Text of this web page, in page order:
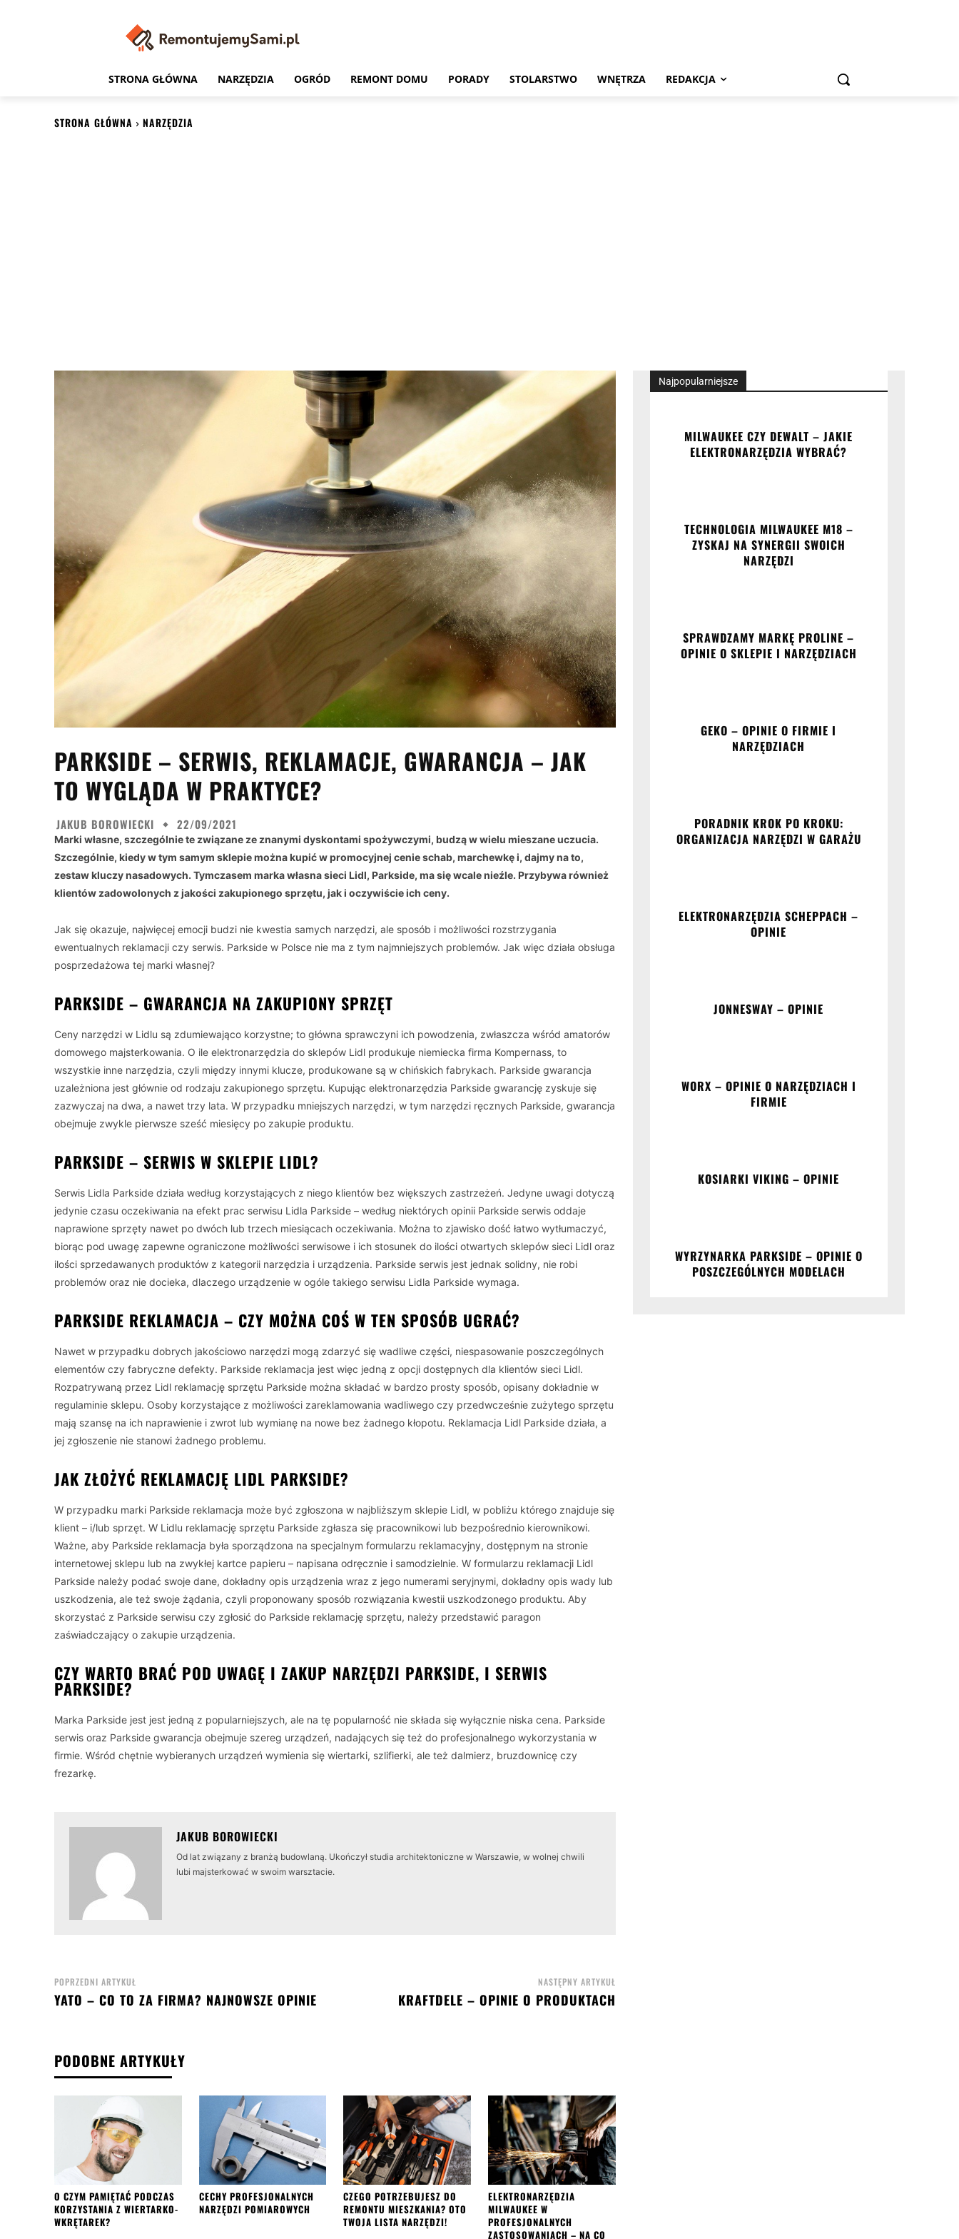
STRONA GŁÓWNA NARZĘDZIA OGRÓD REMONT DOMU PORADY STOLARSTWO WNĘTRZA REDAKCJA
STRONA GŁÓWNA NARZĘDZIA
PARKSIDE – SERWIS, REKLAMACJE, GWARANCJA – JAK
TO WYGLĄDA W PRAKTYCE?
JAKUB BOROWIECKI 22/09/2021
Marki własne, szczególnie te związane ze znanymi dyskontami spożywczymi, budzą w wielu mieszane uczucia.
Szczególnie, kiedy w tym samym sklepie można kupić w promocyjnej cenie schab, marchewkę i, dajmy na to,
zestaw kluczy nasadowych. Tymczasem marka własna sieci Lidl, Parkside, ma się wcale nieźle. Przybywa również
klientów zadowolonych z jakości zakupionego sprzętu, jak i oczywiście ich ceny.
Jak się okazuje, najwięcej emocji budzi nie kwestia samych narzędzi, ale sposób i możliwości rozstrzygania
ewentualnych reklamacji czy serwis. Parkside w Polsce nie ma z tym najmniejszych problemów. Jak więc działa obsługa
posprzedażowa tej marki własnej?
PARKSIDE – GWARANCJA NA ZAKUPIONY SPRZĘT
Ceny narzędzi w Lidlu są zdumiewająco korzystne; to główna sprawczyni ich powodzenia, zwłaszcza wśród amatorów
domowego majsterkowania. O ile elektronarzędzia do sklepów Lidl produkuje niemiecka firma Kompernass, to
wszystkie inne narzędzia, czyli między innymi klucze, produkowane są w chińskich fabrykach. Parkside gwarancja
uzależniona jest głównie od rodzaju zakupionego sprzętu. Kupując elektronarzędzia Parkside gwarancję zyskuje się
zazwyczaj na dwa, a nawet trzy lata. W przypadku mniejszych narzędzi, w tym narzędzi ręcznych Parkside, gwarancja
obejmuje zwykle pierwsze sześć miesięcy po zakupie produktu.
PARKSIDE – SERWIS W SKLEPIE LIDL?
Serwis Lidla Parkside działa według korzystających z niego klientów bez większych zastrzeżeń. Jedyne uwagi dotyczą
jedynie czasu oczekiwania na efekt prac serwisu Lidla Parkside – według niektórych opinii Parkside serwis oddaje
naprawione sprzęty nawet po dwóch lub trzech miesiącach oczekiwania. Można to zjawisko dość łatwo wytłumaczyć,
biorąc pod uwagę zapewne ograniczone możliwości serwisowe i ich stosunek do ilości otwartych sklepów sieci Lidl oraz
ilości sprzedawanych produktów z kategorii narzędzia i urządzenia. Parkside serwis jest jednak solidny, nie robi
problemów oraz nie docieka, dlaczego urządzenie w ogóle takiego serwisu Lidla Parkside wymaga.
PARKSIDE REKLAMACJA – CZY MOŻNA COŚ W TEN SPOSÓB UGRAĆ?
Nawet w przypadku dobrych jakościowo narzędzi mogą zdarzyć się wadliwe części, niespasowanie poszczególnych
elementów czy fabryczne defekty. Parkside reklamacja jest więc jedną z opcji dostępnych dla klientów sieci Lidl.
Rozpatrywaną przez Lidl reklamację sprzętu Parkside można składać w bardzo prosty sposób, opisany dokładnie w
regulaminie sklepu. Osoby korzystające z możliwości zareklamowania wadliwego czy przedwcześnie zużytego sprzętu
mają szansę na ich naprawienie i zwrot lub wymianę na nowe bez żadnego kłopotu. Reklamacja Lidl Parkside działa, a
jej zgłoszenie nie stanowi żadnego problemu.
JAK ZŁOŻYĆ REKLAMACJĘ LIDL PARKSIDE?
W przypadku marki Parkside reklamacja może być zgłoszona w najbliższym sklepie Lidl, w pobliżu którego znajduje się
klient – i/lub sprzęt. W Lidlu reklamację sprzętu Parkside zgłasza się pracownikowi lub bezpośrednio kierownikowi.
Ważne, aby Parkside reklamacja była sporządzona na specjalnym formularzu reklamacyjny, dostępnym na stronie
internetowej sklepu lub na zwykłej kartce papieru – napisana odręcznie i samodzielnie. W formularzu reklamacji Lidl
Parkside należy podać swoje dane, dokładny opis urządzenia wraz z jego numerami seryjnymi, dokładny opis wady lub
uszkodzenia, ale też swoje żądania, czyli proponowany sposób rozwiązania kwestii uszkodzonego produktu. Aby
skorzystać z Parkside serwisu czy zgłosić do Parkside reklamację sprzętu, należy przedstawić paragon
zaświadczający o zakupie urządzenia.
CZY WARTO BRAĆ POD UWAGĘ I ZAKUP NARZĘDZI PARKSIDE, I SERWIS
PARKSIDE?
Marka Parkside jest jest jedną z popularniejszych, ale na tę popularność nie składa się wyłącznie niska cena. Parkside
serwis oraz Parkside gwarancja obejmuje szereg urządzeń, nadających się też do profesjonalnego wykorzystania w
firmie. Wśród chętnie wybieranych urządzeń wymienia się wiertarki, szlifierki, ale też dalmierz, bruzdownicę czy
frezarkę.
JAKUB BOROWIECKI
Od lat związany z branżą budowlaną. Ukończył studia architektoniczne w Warszawie, w wolnej chwili
lubi majsterkować w swoim warsztacie.
POPRZEDNI ARTYKUŁ
YATO – CO TO ZA FIRMA? NAJNOWSZE OPINIE
NASTĘPNY ARTYKUŁ
KRAFTDELE – OPINIE O PRODUKTACH
PODOBNE ARTYKUŁY
O CZYM PAMIĘTAĆ PODCZAS
KORZYSTANIA Z WIERTARKO-
WKRĘTAREK?
CECHY PROFESJONALNYCH
NARZĘDZI POMIAROWYCH
CZEGO POTRZEBUJESZ DO
REMONTU MIESZKANIA? OTO
TWOJA LISTA NARZĘDZI!
ELEKTRONARZĘDZIA
MILWAUKEE W
PROFESJONALNYCH
ZASTOSOWANIACH – NA CO
Najpopularniejsze
MILWAUKEE CZY DEWALT – JAKIE
ELEKTRONARZĘDZIA WYBRAĆ?
TECHNOLOGIA MILWAUKEE M18 –
ZYSKAJ NA SYNERGII SWOICH
NARZĘDZI
SPRAWDZAMY MARKĘ PROLINE –
OPINIE O SKLEPIE I NARZĘDZIACH
GEKO – OPINIE O FIRMIE I
NARZĘDZIACH
PORADNIK KROK PO KROKU:
ORGANIZACJA NARZĘDZI W GARAŻU
ELEKTRONARZĘDZIA SCHEPPACH –
OPINIE
JONNESWAY – OPINIE
WORX – OPINIE O NARZĘDZIACH I
FIRMIE
KOSIARKI VIKING – OPINIE
WYRZYNARKA PARKSIDE – OPINIE O
POSZCZEGÓLNYCH MODELACH